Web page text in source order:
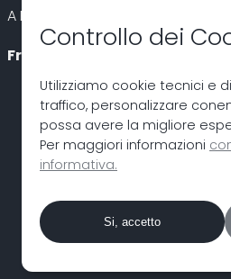
A Presto!
Freemind.
Controllo dei
Utilizziamo cookie tecnici e
traffico, personalizzare
possa avere la migliore
Per maggiori informazioni
informativa.
Si, accetto